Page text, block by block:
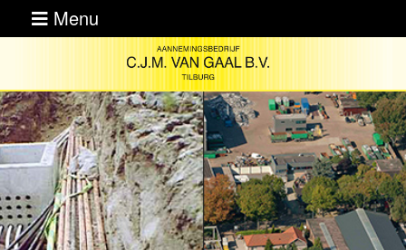
Menu
Historie
Activiteiten
Certificering
CO2-
Prestatieladder
Vacatures